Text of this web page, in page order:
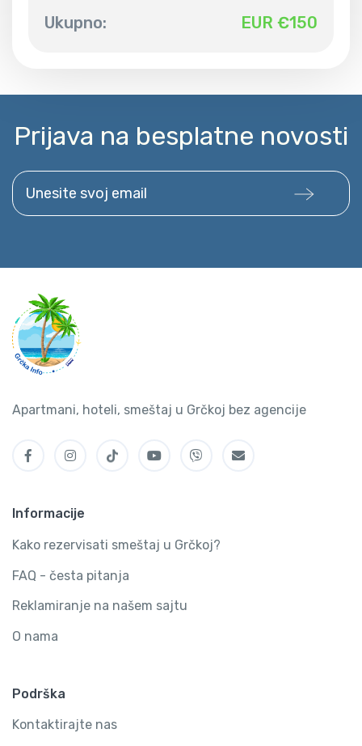
Ukupno: EUR €150
Prijava na besplatne novosti
Unesite svoj email
Apartmani, hoteli, smeštaj u Grčkoj bez agencije
Informacije
Kako rezervisati smeštaj u Grčkoj?
FAQ - česta pitanja
Reklamiranje na našem sajtu
O nama
Podrška
Kontaktirajte nas